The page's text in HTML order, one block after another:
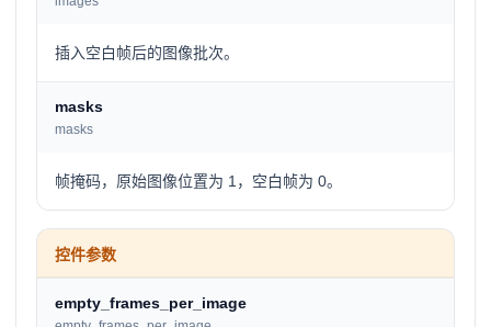
插入空白帧后的图像批次。
masks
masks
帧掩码，原始图像位置为 1，空白帧为 0。
控件参数
empty_frames_per_image